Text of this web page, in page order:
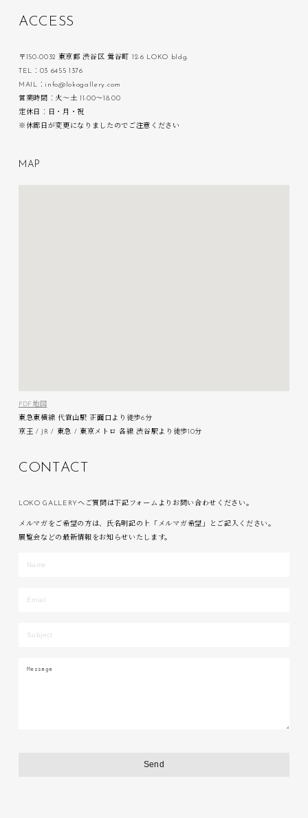
ACC ESS
〒150-0032 東京都 渋谷区 鶯谷町 12-6 LOKO bldg.
TEL：03 6455 1376
MAIL：info@lokogallery.com
営業時間：火〜土 11:00〜18:00
定休日：日・月・祝
※休廊日が変更になりましたのでご注意ください
M A P
PDF地図
東急東横線 代官山駅 正面口より徒歩6分
京王 / JR / 東急 / 東京メトロ 各線 渋谷駅より徒歩10分
C ON T AC T
LOKO GALLERYへご質問は下記フォームよりお問い合わせください。
メルマガをご希望の方は、氏名明記の上「メルマガ希望」とご記入ください。
展覧会などの最新情報をお知らせいたします。